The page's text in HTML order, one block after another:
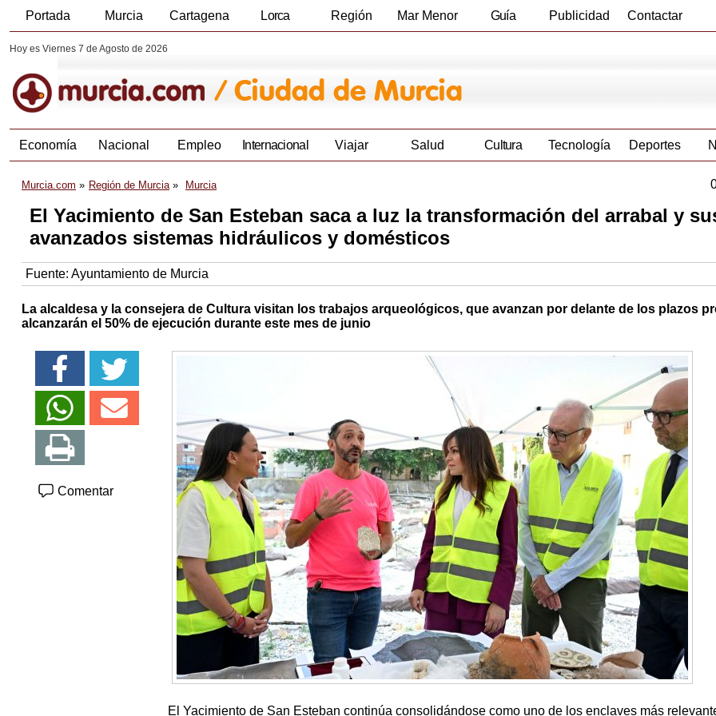
Portada Murcia Cartagena Lorca Región Mar Menor Guía Publicidad Contactar
Hoy es Viernes 7 de Agosto de 2026
Economía Nacional Empleo Internacional Viajar Salud Cultura Tecnología Deportes
Murcia.com Región de Murcia Murcia
El Yacimiento de San Esteban saca a luz la transformación del arrabal y
avanzados sistemas hidráulicos y domésticos
Fuente: Ayuntamiento de Murcia
La alcaldesa y la consejera de Cultura visitan los trabajos arqueológicos, que avanzan por delante de los plazos
alcanzarán el 50% de ejecución durante este mes de junio
Comentar
El Yacimiento de San Esteban continúa consolidándose como uno de los enclaves más